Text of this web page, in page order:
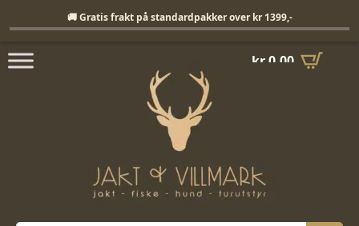
kr0,00
🚚 Gratis frakt på standardpakker over kr 1399,-